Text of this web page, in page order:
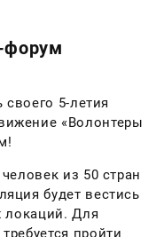
форум
5-летия
«Волонтеры
из 50 стран
будет вестись
локаций. Для
пройти